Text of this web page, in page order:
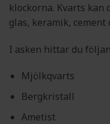
klockorna. Kvarts kan
glas, keramik, cement
I asken hittar du
Mjölkqvarts
Bergkristall
Ametist